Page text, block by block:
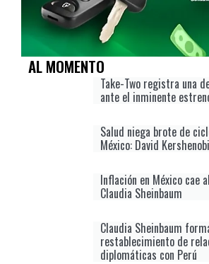
AL MOMENTO
Take-Two registra una
ante el inminente
Salud niega brote de
México: David
Inflación en México cae
Claudia Sheinbaum
Claudia Sheinbaum
restablecimiento de
diplomáticas con Perú